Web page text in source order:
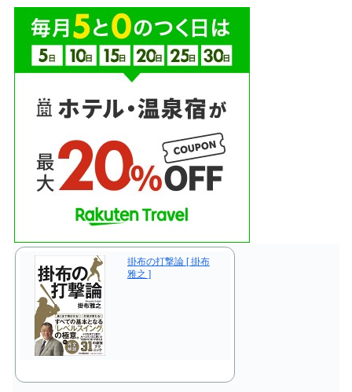
掛布の打撃論 [ 掛布
雅之 ]